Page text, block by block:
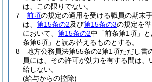
は、この限りでない。
7
前項の規定の適用を受ける職員の期末
は、 第15条の2及び第15条の3の規定を準
において、 第15条の2中「前条第1項」
条第6項」と読み替えるものとする。
8
地方公務員法第55条の2第1項ただし書
員には、その許可が効力を有する間は、
給しない。
(給与からの控除)